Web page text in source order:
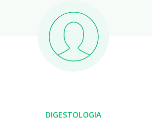
DIGESTOLOGIA